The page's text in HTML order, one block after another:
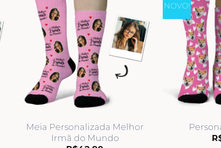
Meia Personalizada Melhor
Irmã do Mundo
NOVO!